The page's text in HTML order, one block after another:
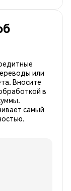
или
Вносите
в
самый